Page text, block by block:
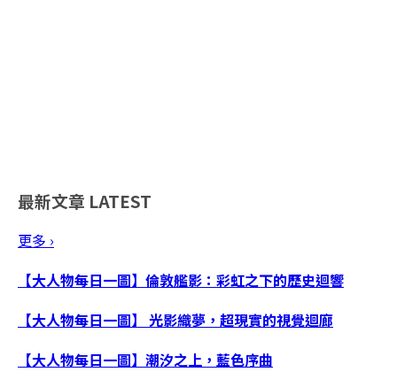
最新文章 LATEST
更多 ›
【大人物每日一圖】倫敦艦影：彩虹之下的歷史迴響
【大人物每日一圖】 光影織夢，超現實的視覺迴廊
【大人物每日一圖】潮汐之上，藍色序曲